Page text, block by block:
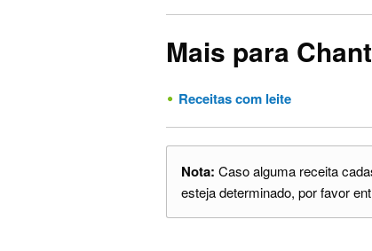
Mais para
Receitas com leite
Nota: Caso alguma receita
esteja determinado, por favor